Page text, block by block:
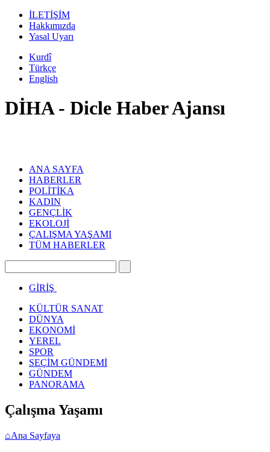
İLETİŞİM
Hakkımızda
Yasal Uyarı
Kurdî
Türkçe
English
DİHA - Dicle Haber Ajansı
ANA SAYFA
HABERLER
POLİTİKA
KADIN
GENÇLİK
EKOLOJİ
ÇALIŞMA YAŞAMI
TÜM HABERLER
GİRİŞ
KÜLTÜR SANAT
DÜNYA
EKONOMİ
YEREL
SPOR
SEÇİM GÜNDEMİ
GÜNDEM
PANORAMA
Çalışma Yaşamı
⌂Ana Sayfaya